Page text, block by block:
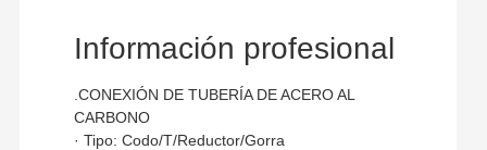
Información profesional
.CONEXIÓN DE TUBERÍA DE ACERO AL
CARBONO
· Tipo: Codo/T/Reductor/Gorra